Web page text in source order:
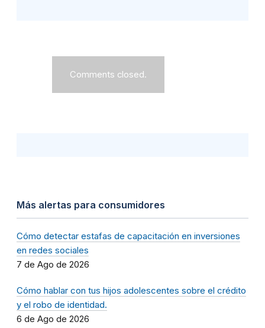
Comments closed.
Más alertas para consumidores
Cómo detectar estafas de capacitación en inversiones
en redes sociales
7 de Ago de 2026
Cómo hablar con tus hijos adolescentes sobre el crédito
y el robo de identidad.
6 de Ago de 2026